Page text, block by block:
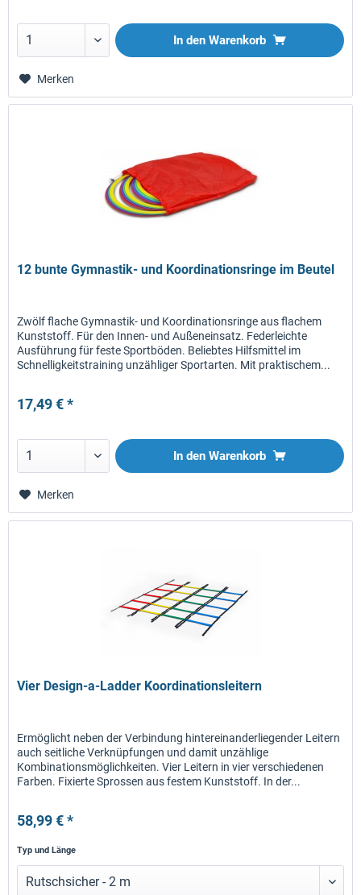
In den Warenkorb
Merken
12 bunte Gymnastik- und Koordinationsringe im Beutel
Zwölf flache Gymnastik- und Koordinationsringe aus flachem
Kunststoff. Für den Innen- und Außeneinsatz. Federleichte
Ausführung für feste Sportböden. Beliebtes Hilfsmittel im
Schnelligkeitstraining unzähliger Sportarten. Mit praktischem...
17,49 € *
In den Warenkorb
Merken
Vier Design-a-Ladder Koordinationsleitern
Ermöglicht neben der Verbindung hintereinanderliegender Leitern
auch seitliche Verknüpfungen und damit unzählige
Kombinationsmöglichkeiten. Vier Leitern in vier verschiedenen
Farben. Fixierte Sprossen aus festem Kunststoff. In der...
58,99 € *
Typ und Länge